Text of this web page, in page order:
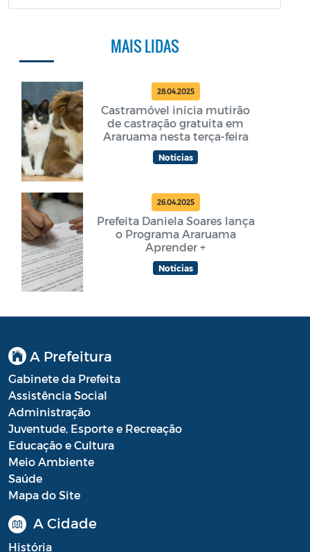
MAIS LIDAS
28.04.2025
Castramóvel inicia mutirão
de castração gratuita em
Araruama nesta terça-feira
Notícias
26.04.2025
Prefeita Daniela Soares lança
o Programa Araruama
Aprender +
Notícias
A Prefeitura
Gabinete da Prefeita
Assistência Social
Administração
Juventude, Esporte e Recreação
Educação e Cultura
Meio Ambiente
Saúde
Mapa do Site
A Cidade
História